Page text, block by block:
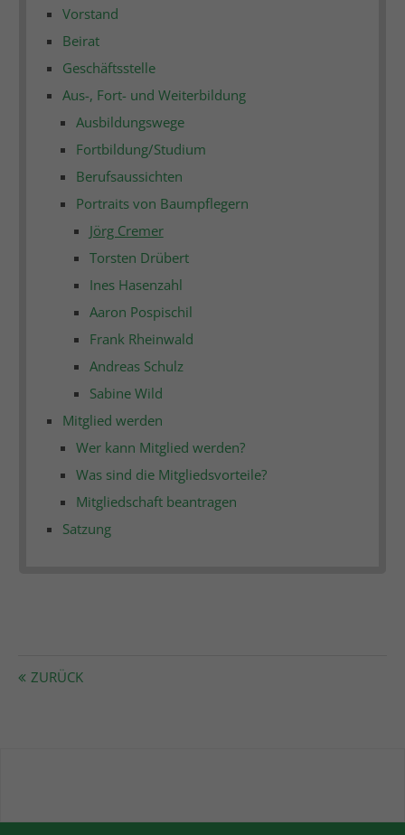
Vorstand
Beirat
Geschäftsstelle
Aus-, Fort- und Weiterbildung
Ausbildungswege
Fortbildung/Studium
Berufsaussichten
Portraits von Baumpflegern
Jörg Cremer
Torsten Drübert
Ines Hasenzahl
Aaron Pospischil
Frank Rheinwald
Andreas Schulz
Sabine Wild
Mitglied werden
Wer kann Mitglied werden?
Was sind die Mitgliedsvorteile?
Mitgliedschaft beantragen
Satzung
ZURÜCK